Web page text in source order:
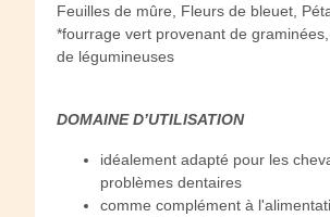
Feuilles de mûre, Fleurs de bleuet,
*fourrage vert provenant de
de légumineuses
DOMAINE D’UTILISATION
idéalement adapté pour les
problèmes dentaires
comme complément à